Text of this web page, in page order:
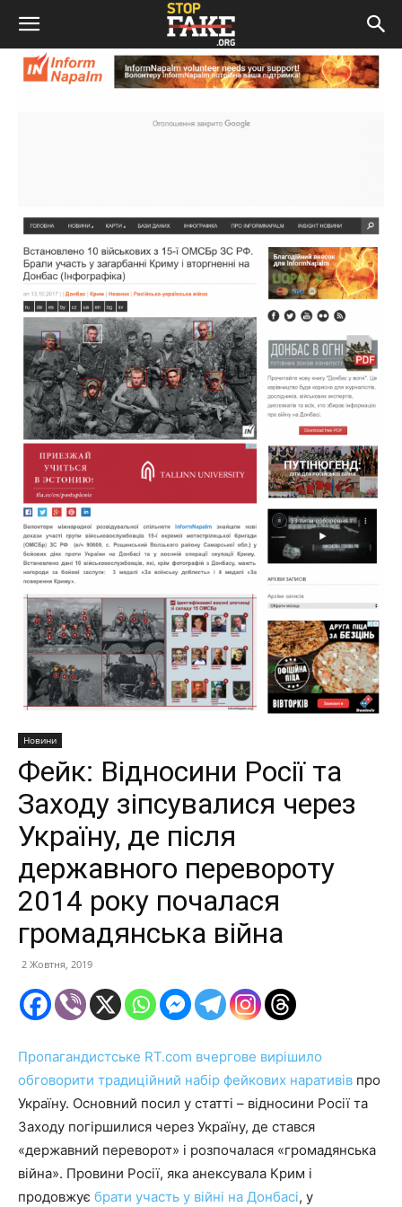
Новини
Фейк: Відносини Росії та
Заходу зіпсувалися через
Україну, де після
державного перевороту
2014 року почалася
громадянська війна
2 Жовтня, 2019
Пропагандистське RT.com вчергове вирішило
обговорити традиційний набір фейкових наративів про
Україну. Основний посил у статті – відносини Росії та
Заходу погіршилися через Україну, де стався
«державний переворот» і розпочалася «громадянська
війна». Провини Росії, яка анексувала Крим і
продовжує брати участь у війні на Донбасі, у